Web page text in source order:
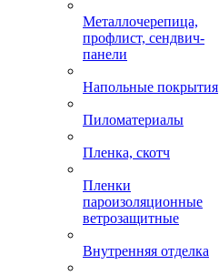
Металлочерепица,
профлист, сендвич-
панели
Напольные покрытия
Пиломатериалы
Пленка, скотч
Пленки
пароизоляционные
ветрозащитные
Внутренняя отделка